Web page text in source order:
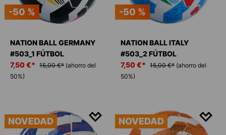
-50 %
NATION BALL GERMANY
#503_1 FÚTBOL
7,50 €* 15,00 €* (ahorro del
50%)
-50 %
NATION BALL ITALY
#503_2 FÚTBOL
7,50 €* 15,00 €* (ahorro del
50%)
NOVEDAD NOVEDAD